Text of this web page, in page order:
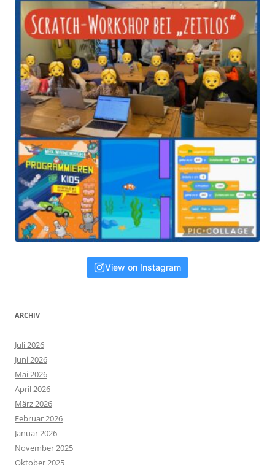
View on Instagram
ARCHIV
Juli 2026
Juni 2026
Mai 2026
April 2026
März 2026
Februar 2026
Januar 2026
November 2025
Oktober 2025